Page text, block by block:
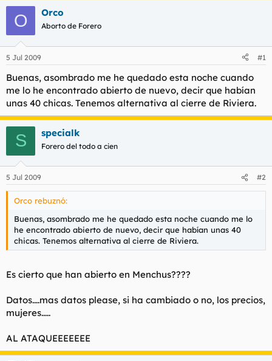
i
c
i
a
d
o
d
e
l
t
e
m
a
h
a
e
i
c
i
o
O Orco
Aborto de Forero
5 Jul 2009 #1
Buenas, asombrado me he quedado esta noche cuando
me lo he encontrado abierto de nuevo, decir que habían
unas 40 chicas. Tenemos alternativa al cierre de Riviera.
S specialk
Forero del todo a cien
5 Jul 2009 #2
Orco rebuznó:
Buenas, asombrado me he quedado esta noche cuando me lo
he encontrado abierto de nuevo, decir que habían unas 40
chicas. Tenemos alternativa al cierre de Riviera.
Es cierto que han abierto en Menchus????
Datos....mas datos please, si ha cambiado o no, los precios,
mujeres.....
AL ATAQUEEEEEEE